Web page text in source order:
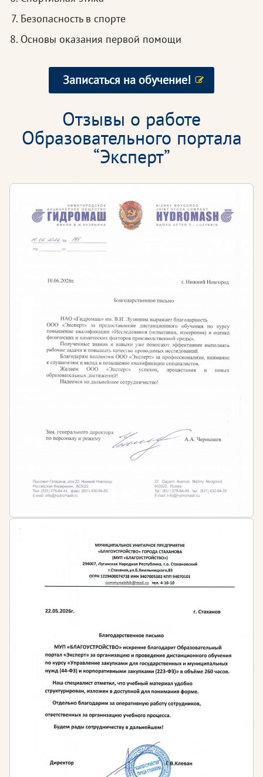
Безопасность в спорте
Основы оказания первой помощи
Записаться на обучение!
Отзывы о работе
Образовательного портала
“Эксперт”